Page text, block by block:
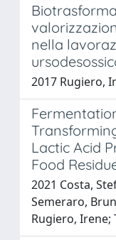
nella
2017 Rugiero,
Lactic Acid
Food
2021 Costa,
Semeraro,
Rugiero, Irene;